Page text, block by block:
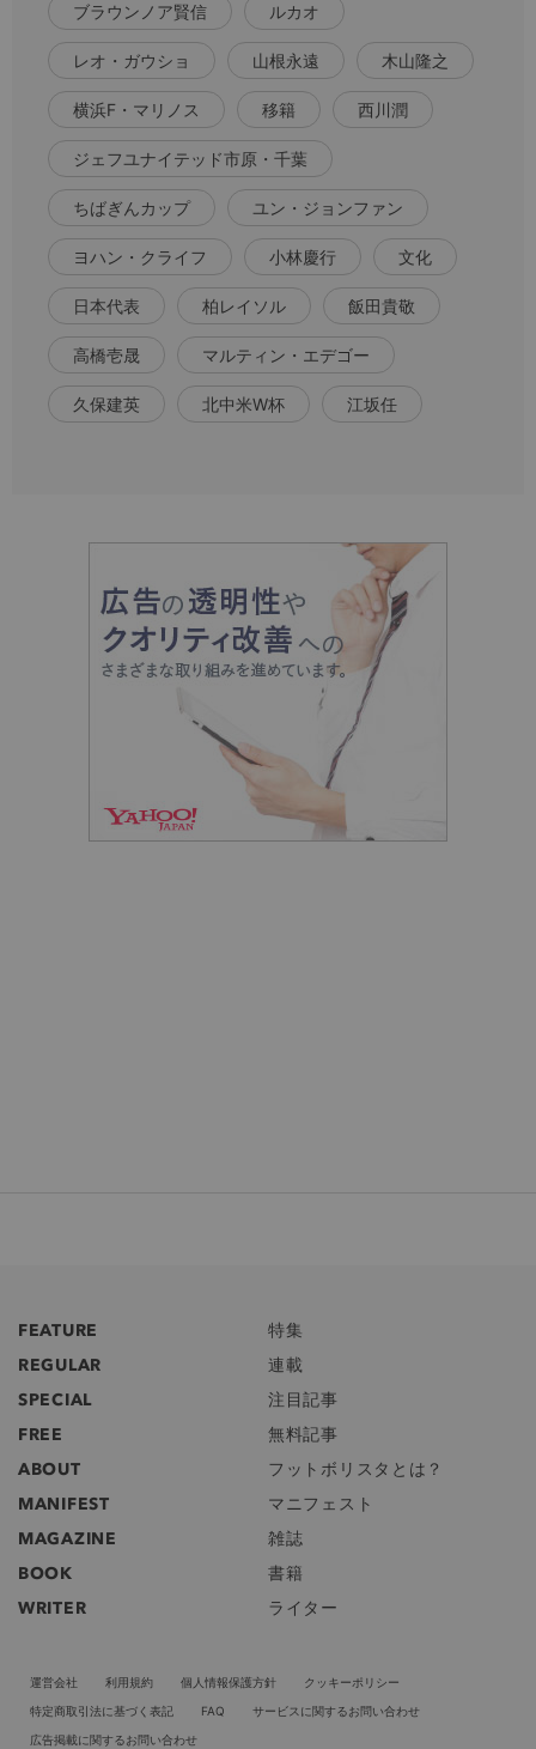
ブラウンノア賢信 ルカオ
レオ・ガウショ 山根永遠 木山隆之
横浜F・マリノス 移籍 西川潤
ジェフユナイテッド市原・千葉
ちばぎんカップ ユン・ジョンファン
ヨハン・クライフ 小林慶行 文化
日本代表 柏レイソル 飯田貴敬
高橋壱晟 マルティン・エデゴー
久保建英 北中米W杯 江坂任
FEATURE
特集
REGULAR
連載
SPECIAL
注目記事
FREE
無料記事
ABOUT
フットボリスタとは？
MANIFEST
マニフェスト
MAGAZINE
雑誌
BOOK
書籍
WRITER
ライター
運営会社 利用規約 個人情報保護方針
クッキーポリシー
特定商取引法に基づく表記
FAQ
サービスに関するお問い合わせ
広告掲載に関するお問い合わせ